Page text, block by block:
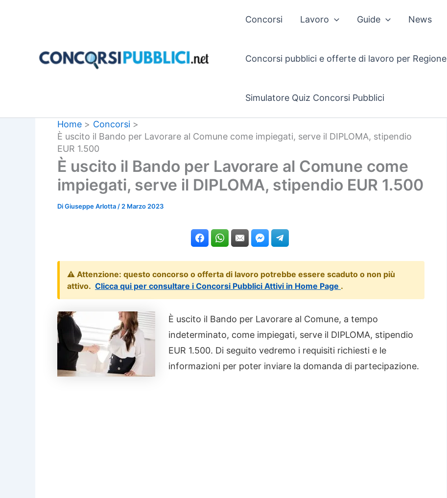
Concorsi Lavoro Guide News
Concorsi pubblici e offerte di lavoro per Regione
Simulatore Quiz Concorsi Pubblici
Home
Concorsi
È uscito il Bando per Lavorare al Comune come impiegati, serve il DIPLOMA, stipendio
EUR 1.500
È uscito il Bando per Lavorare al Comune come
impiegati, serve il DIPLOMA, stipendio EUR 1.500
DiGiuseppe Arlotta / 2 Marzo 2023
⚠️ Attenzione: questo concorso o offerta di lavoro potrebbe essere scaduto o non più
attivo. Clicca qui per consultare i Concorsi Pubblici Attivi in Home Page .
È uscito il Bando per Lavorare al Comune, a tempo
indeterminato, come impiegati, serve il DIPLOMA, stipendio
EUR 1.500. Di seguito vedremo i requisiti richiesti e le
informazioni per poter inviare la domanda di partecipazione.